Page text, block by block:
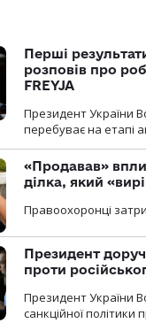
Перші
розповів про
FREYJA
Президент України
перебуває на етапі
«Продавав»
ділка, який
Правоохоронці
Президент
проти
Президент України
санкційної політики